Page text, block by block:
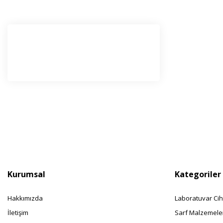
Kurumsal
Hakkımızda
İletişim
Kategoriler
Laboratuvar
Sarf